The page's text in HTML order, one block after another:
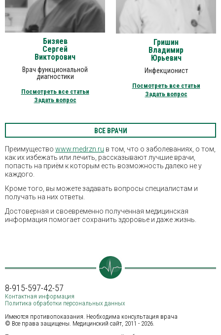
Бизяев
Сергей
Викторович
Врач функциональной
диагностики
Посмотреть все статьи
Задать вопрос
Гришин
Владимир
Юрьевич
Инфекционист
Посмотреть все статьи
Задать вопрос
ВСЕ ВРАЧИ
Преимущество www.medrzn.ru в том, что о заболеваниях, о том,
как их избежать или лечить, рассказывают лучшие врачи,
попасть на приём к которым есть возможность далеко не у
каждого.
Кроме того, вы можете задавать вопросы специалистам и
получать на них ответы.
Достоверная и своевременно полученная медицинская
информация помогает сохранить здоровье и даже жизнь.
8-915-597-42-57
Контактная информация
Политика обработки персональных данных
Имеются противопоказания. Необходима консультация врача
© Все права защищены. Медицинский сайт, 2011 - 2026.